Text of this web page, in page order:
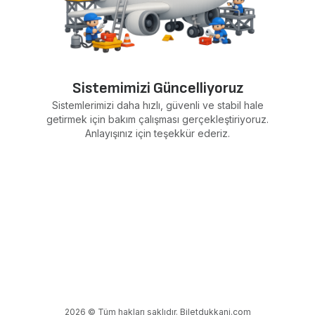
Sistemimizi Güncelliyoruz
Sistemlerimizi daha hızlı, güvenli ve stabil hale
getirmek için bakım çalışması gerçekleştiriyoruz.
Anlayışınız için teşekkür ederiz.
2026 © Tüm hakları saklıdır. Biletdukkani.com